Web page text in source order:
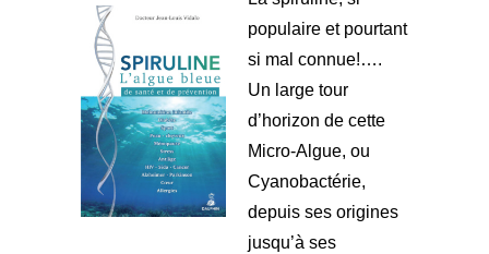
populaire et pourtant
si mal connue!….
Un large tour
d’horizon de cette
Micro-Algue, ou
Cyanobactérie,
depuis ses origines
jusqu’à ses